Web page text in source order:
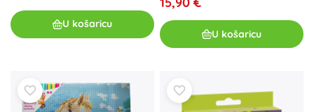
U košaricu
U košaricu